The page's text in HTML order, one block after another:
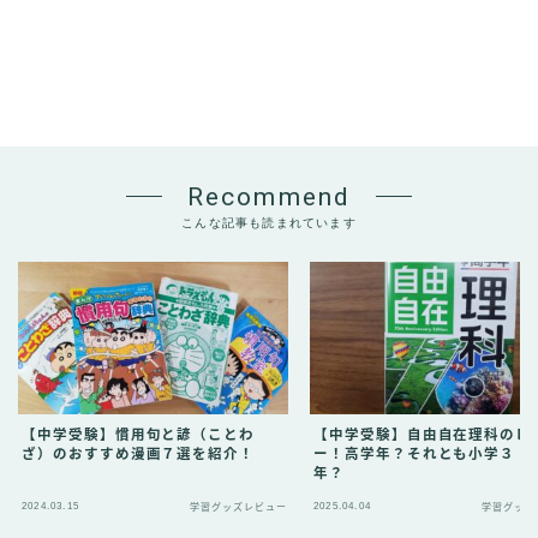
Recommend
こんな記事も読まれています
【中学受験】慣用句と諺（ことわ
ざ）のおすすめ漫画７選を紹介！
2024.03.15 学習グッズレビュー
【中学受験】自由自在理科のレ
ー！高学年？それとも小学３・
年？
2025.04.04 学習グッズ